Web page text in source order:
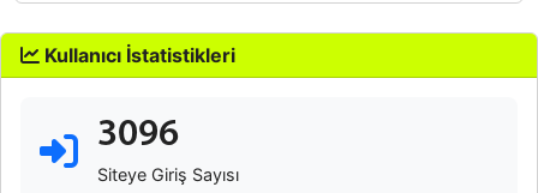
Kullanıcı İstatistikleri
3096
Siteye Giriş Sayısı